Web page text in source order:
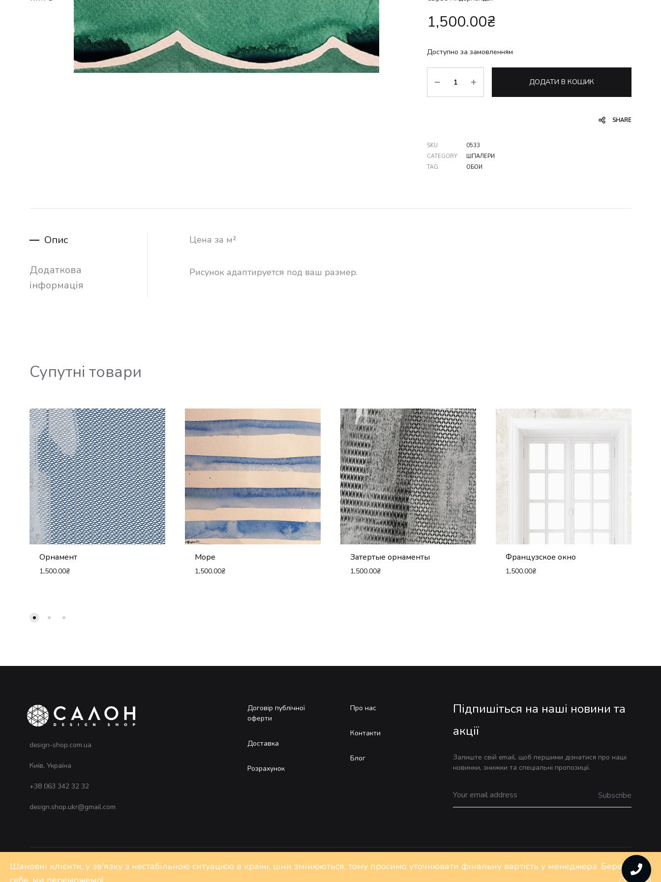
1,500.00₴
Доступно за замовленням
ДОДАТИ В КОШИК
SHARE
SKU
0533
CATEGORY
ШПАЛЕРИ
TAG
ОБОИ
Опис
Додаткова
інформація
Цена за м²
Рисунок адаптируется под ваш размер.
Супутні товари
Орнамент
1,500.00₴
Море
1,500.00₴
Затертые орнаменты
1,500.00₴
Французское окно
1,500.00₴
design-shop.com.ua
Київ, Україна
+38 063 342 32 32
design.shop.ukr@gmail.com
Договір публічної
оферти
Доставка
Розрахунок
Про нас
Контакти
Блог
Підпишіться на наші новини та
акції
Залиште свій email, щоб першими дізнатися про наші
новинки, знижки та спеціальні пропозиції.
©2020 Design-shop. All rights reserved Privacy Policy FAQs Контакти
Шановні клієнти, у зв'язку з нестабільною ситуацією в країні, ціни змінюються, тому просимо уточнювати фінальну вартість у менеджера. Бережіть